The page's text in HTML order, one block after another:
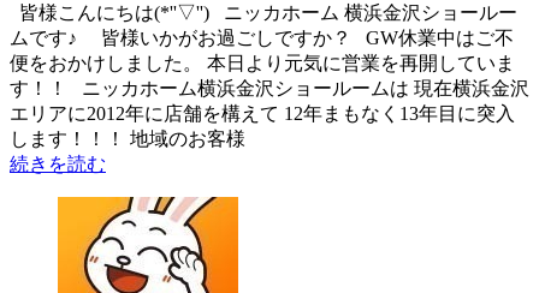
皆様こんにちは(*''▽'') ニッカホーム 横浜金沢ショールー
ムです♪ 皆様いかがお過ごしですか？ GW休業中はご不
便をおかけしました。 本日より元気に営業を再開していま
す！！ ニッカホーム横浜金沢ショールームは 現在横浜金沢
エリアに2012年に店舗を構えて 12年まもなく13年目に突入
します！！！ 地域のお客様
続きを読む